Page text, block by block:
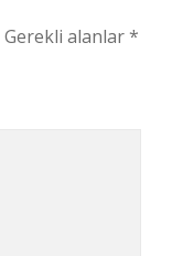
Gerekli alanlar*